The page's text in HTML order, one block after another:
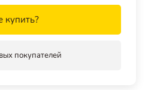
коврик
купить?
покупателей